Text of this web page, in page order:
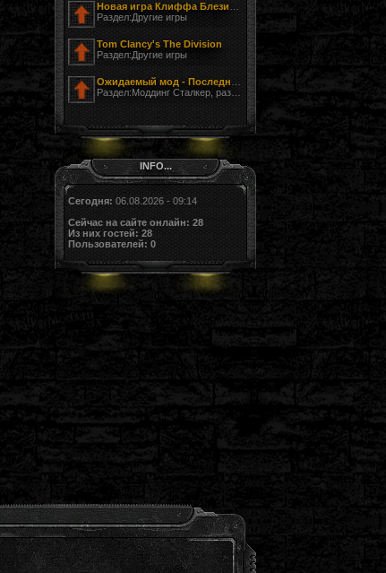
Раздел:Другие игры
Tom Clancy's The Division
Раздел:Другие игры
Раздел:Моддинг Сталкер, разработка модов
INFO...
Сегодня: 06.08.2026 - 09:14
Сейчас на сайте онлайн: 28
Из них гостей: 28
Пользователей: 0